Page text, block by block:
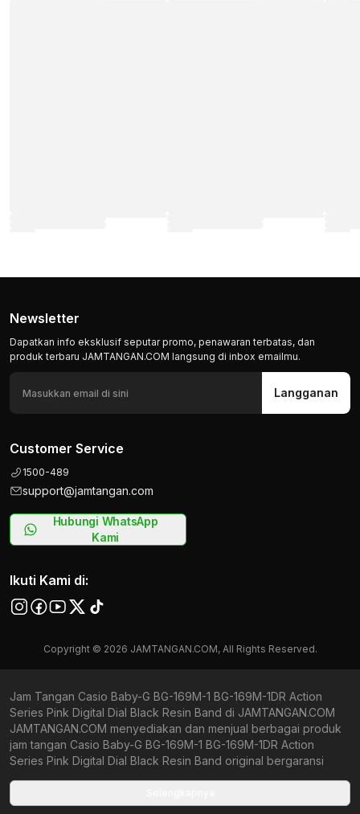
Newsletter
Dapatkan info eksklusif seputar promo, penawaran terbatas, dan
produk terbaru JAMTANGAN.COM langsung di inbox emailmu.
Langganan
Customer Service
1500-489
support@jamtangan.com
Hubungi WhatsApp
Kami
Ikuti Kami di:
Copyright © 2026 JAMTANGAN.COM, All Rights Reserved.
Jam Tangan Casio Baby-G BG-169M-1 BG-169M-1DR Action
Series Pink Digital Dial Black Resin Band di JAMTANGAN.COM
JAMTANGAN.COM menyediakan dan menjual berbagai produk
jam tangan Casio Baby-G BG-169M-1 BG-169M-1DR Action
Series Pink Digital Dial Black Resin Band original bergaransi
pelanggan. JAMTANGAN.COM menjamin produk-produk yang